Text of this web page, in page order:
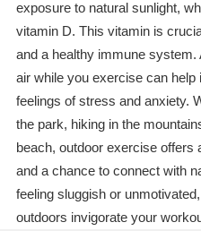
exposure to natural sunlight,
vitamin D. This vitamin is
and a healthy immune system.
air while you exercise can
feelings of stress and anxiety.
the park, hiking in the
beach, outdoor exercise offers
and a chance to connect with
feeling sluggish or
outdoors invigorate your